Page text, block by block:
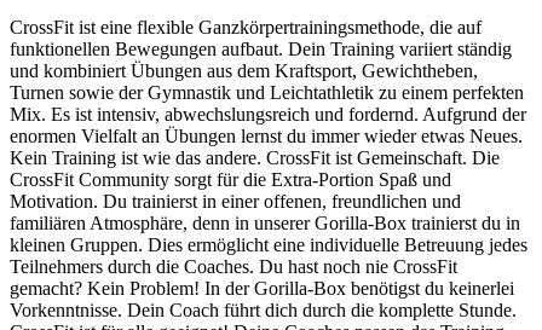
CrossFit ist eine flexible Ganzkörpertrainingsmethode, die auf
funktionellen Bewegungen aufbaut. Dein Training variiert ständig
und kombiniert Übungen aus dem Kraftsport, Gewichtheben,
Turnen sowie der Gymnastik und Leichtathletik zu einem perfekten
Mix. Es ist intensiv, abwechslungsreich und fordernd. Aufgrund der
enormen Vielfalt an Übungen lernst du immer wieder etwas Neues.
Kein Training ist wie das andere. CrossFit ist Gemeinschaft. Die
CrossFit Community sorgt für die Extra-Portion Spaß und
Motivation. Du trainierst in einer offenen, freundlichen und
familiären Atmosphäre, denn in unserer Gorilla-Box trainierst du in
kleinen Gruppen. Dies ermöglicht eine individuelle Betreuung jedes
Teilnehmers durch die Coaches. Du hast noch nie CrossFit
gemacht? Kein Problem! In der Gorilla-Box benötigst du keinerlei
Vorkenntnisse. Dein Coach führt dich durch die komplette Stunde.